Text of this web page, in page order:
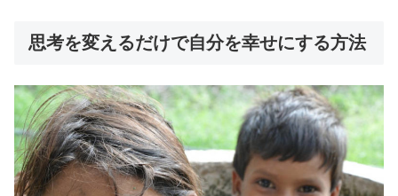
思考を変えるだけで自分を幸せにする方法